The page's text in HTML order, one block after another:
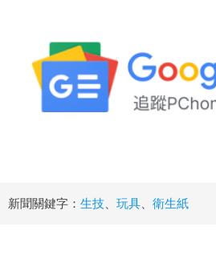
新聞關鍵字： 生技 玩具 衛生紙